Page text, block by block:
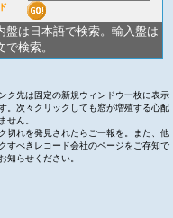
ド
盤は日本語で検索。輸入盤は
で検索。
ク先は固定の新規ウィンドウ一枚に表示
。次々クリックしても窓が増殖する心配
せん。
切れを発見されたらご一報を。また、他
すべきレコード会社のページをご存知で
知らせください。